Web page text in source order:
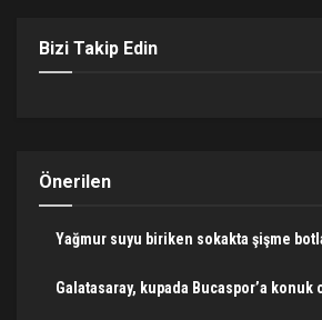
Bizi Takip Edin
Önerilen
Yağmur suyu biriken sokakta şişme
Galatasaray, kupada Bucaspor’a konuk